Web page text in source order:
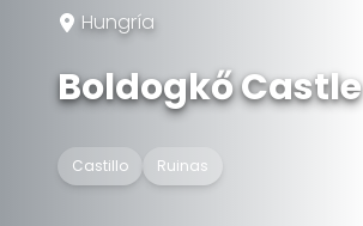
Hungría
Boldogkő Castle
Castillo Ruinas